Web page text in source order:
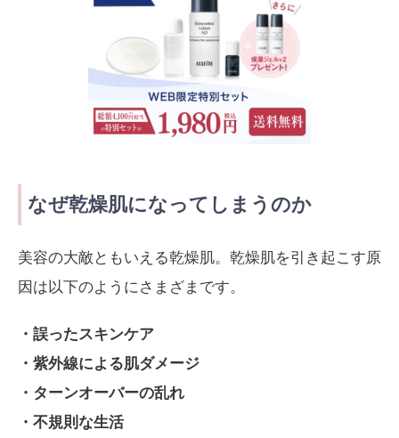
なぜ乾燥肌になってしまうのか
美容の大敵ともいえる乾燥肌。乾燥肌を引き起こす原
因は以下のようにさまざまです。
・誤ったスキンケア
・紫外線による肌ダメージ
・ターンオーバーの乱れ
・不規則な生活